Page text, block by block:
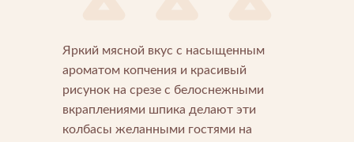
Яркий мясной вкус с насыщенным
ароматом копчения и красивый
рисунок на срезе с белоснежными
вкраплениями шпика делают эти
колбасы желанными гостями на
Напишите нам
Напишите нам